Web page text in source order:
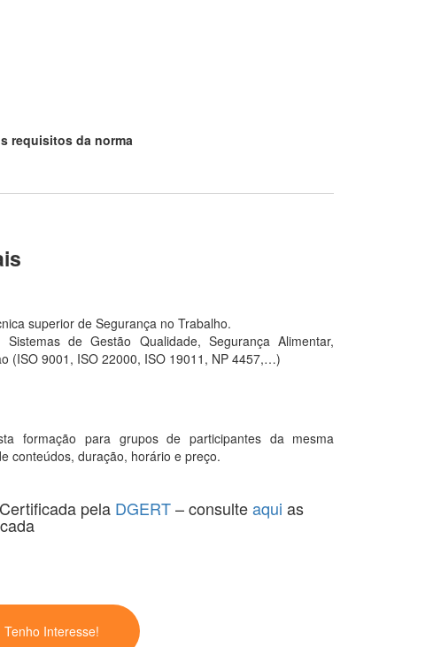
requisitos da norma
superior de Segurança no Trabalho.
de Gestão Qualidade, Segurança Alimentar,
(ISO 9001, ISO 22000, ISO 19011, NP 4457,…)
formação para grupos de participantes da mesma
conteúdos, duração, horário e preço.
pela DGERT– consulteaqui as
Tenho Interesse!